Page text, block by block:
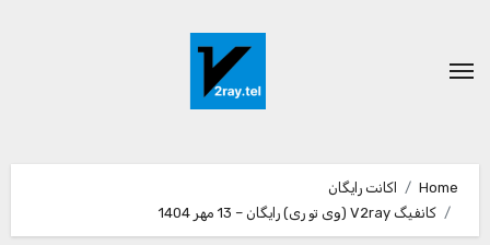
content
Home
اکانت رایگان
کانفیگ V2ray (وی تو ری) رایگان – 13 مهر 1404